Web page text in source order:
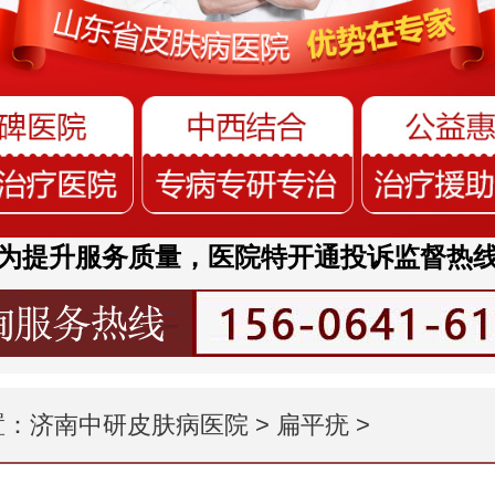
提升服务质量，医院特开通投诉监督热
济南中研皮肤病医院> 扁平疣>